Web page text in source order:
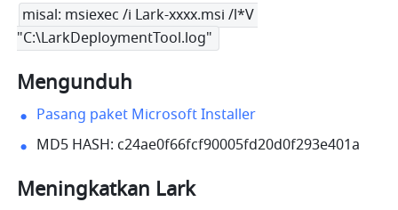
misal: msiexec /i Lark-xxxx.msi /l*V
"C:\LarkDeploymentTool.log"
Mengunduh
Pasang paket Microsoft Installer
MD5 HASH: c24ae0f66fcf90005fd20d0f293e401a
Meningkatkan Lark